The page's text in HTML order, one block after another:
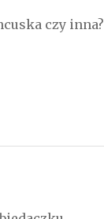
czy inna?